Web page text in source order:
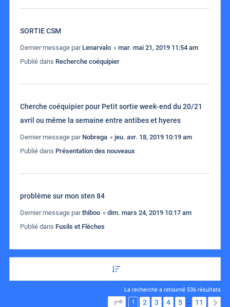
SORTIE CSM
Dernier message par Lenarvalo « mar. mai 21, 2019 11:54 am
Publié dans Recherche coéquipier
Cherche coéquipier pour Petit sortie week-end du 20/21
avril ou même la semaine entre antibes et hyeres
Dernier message par Nobrega « jeu. avr. 18, 2019 10:19 am
Publié dans Présentation des nouveaux
problème sur mon sten 84
Dernier message parthiboo « dim. mars 24, 2019 10:17 am
Publié dans Fusils et Flèches
La recherche a retourné 536 résultats
PAGE 1 SUR 11
1 2 3 4 5 … 11